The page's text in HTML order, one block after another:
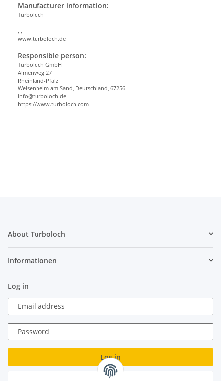
Manufacturer information:
Turboloch
www.turboloch.de
Responsible person:
Turboloch GmbH
Almenweg 27
Rheinland-Pfalz
Weisenheim am Sand, Deutschland, 67256
info@turboloch.de
https://www.turboloch.com
About Turboloch
Informationen
Log in
Email address
Password
Log in